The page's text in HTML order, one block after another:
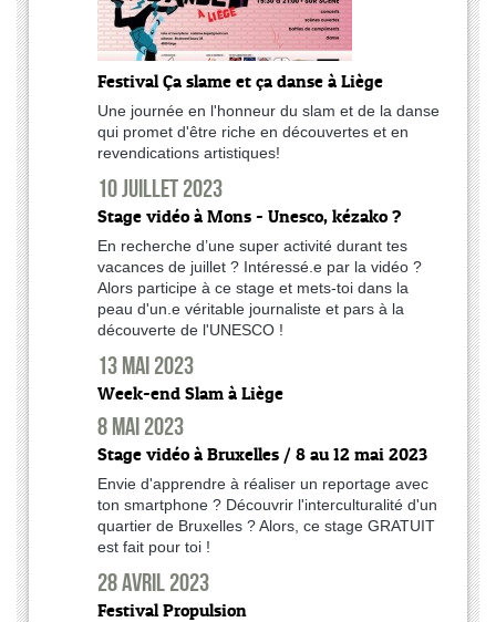
Festival Ça slame et ça danse à Liège
Une journée en l'honneur du slam et de la danse
qui promet d'être riche en découvertes et en
revendications artistiques!
10 juillet 2023
Stage vidéo à Mons - Unesco, kézako ?
En recherche d’une super activité durant tes
vacances de juillet ? Intéressé.e par la vidéo ?
Alors participe à ce stage et mets-toi dans la
peau d'un.e véritable journaliste et pars à la
découverte de l'UNESCO !
13 mai 2023
Week-end Slam à Liège
8 mai 2023
Stage vidéo à Bruxelles / 8 au 12 mai 2023
Envie d'apprendre à réaliser un reportage avec
ton smartphone ? Découvrir l'interculturalité d'un
quartier de Bruxelles ? Alors, ce stage GRATUIT
est fait pour toi !
28 avril 2023
Festival Propulsion